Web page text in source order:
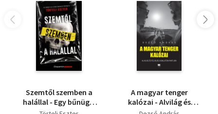
Szemtől szemben a
halállal - Egy bűnügyi
helyszínelő megrázó
A magyar tenger
kalózai - Alvilág és
felvilág a Balaton